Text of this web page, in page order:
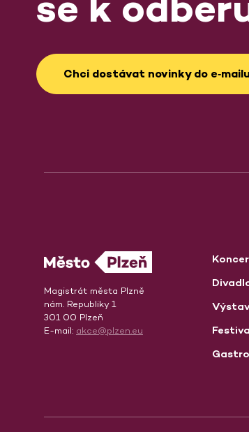
Chci dostávat novinky do e‑mailu
Magistrát města Plzně
nám. Republiky 1
301 00 Plzeň
E-mail: akce@plzen.eu
Gastro